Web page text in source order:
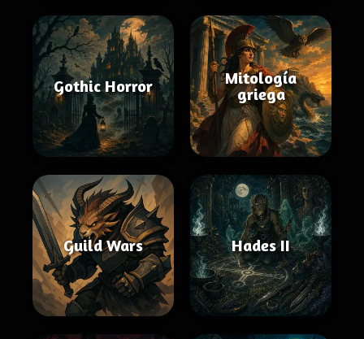
Gothic Horror
Mitología
griega
Guild Wars Hades II